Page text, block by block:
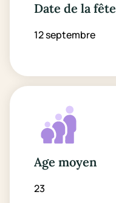
Date de la fête
12 septembre
Age moyen
23